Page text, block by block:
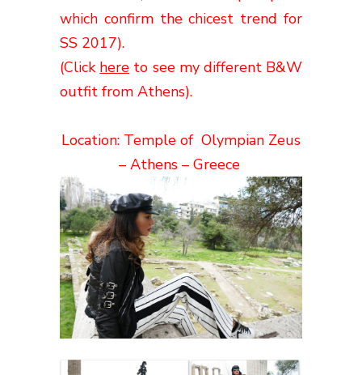
which confirm the chicest trend for
SS 2017).
(Click here to see my different B&W
outfit from Athens).
Location: Temple of Olympian Zeus
– Athens – Greece